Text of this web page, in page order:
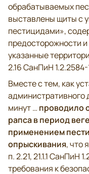
обрабатываемых
выставлены щиты с
пестицидами»,
предосторожности
указанные
2.16 СанПиН 1.2.2584-
Вместе с тем, как
минут … проводило
рапса в период
применением
опрыскивания, что
п. 2.21, 21.1.1 СанПиН
требования к